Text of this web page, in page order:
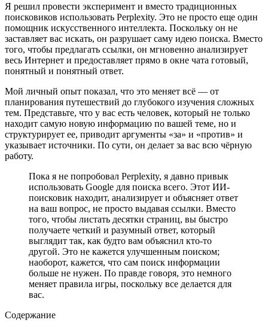
Я решил провести эксперимент и вместо традиционных
поисковиков использовать Perplexity. Это не просто еще один
помощник искусственного интеллекта. Поскольку он не
заставляет вас искать, он разрушает саму идею поиска. Вместо
того, чтобы предлагать ссылки, он мгновенно анализирует
весь Интернет и предоставляет прямо в окне чата готовый,
понятный и понятный ответ.
Мой личный опыт показал, что это меняет всё — от
планирования путешествий до глубокого изучения сложных
тем. Представьте, что у вас есть человек, который не только
находит самую новую информацию по вашей теме, но и
структурирует ее, приводит аргументы «за» и «против» и
указывает источники. По сути, он делает за вас всю чёрную
работу.
Пока я не попробовал Perplexity, я давно привык
использовать Google для поиска всего. Этот ИИ-
поисковик находит, анализирует и объясняет ответ
на ваш вопрос, не просто выдавая ссылки. Вместо
того, чтобы листать десятки страниц, вы быстро
получаете четкий и разумный ответ, который
выглядит так, как будто вам объяснил кто-то
другой. Это не кажется улучшенным поиском;
наоборот, кажется, что сам поиск информации
больше не нужен. По правде говоря, это немного
меняет правила игры, поскольку все делается для
вас.
Содержание